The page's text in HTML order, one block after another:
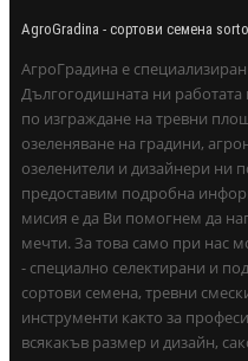
AgroGradina - сортови семена
АгроГрадина е
Дългогодишната ни
по изграждане на тревни
озеленяване на градини,
озеленители и дизайнери ни
предоставим подробна
мисия е да Ви помогнем да
мечти. За това само при нас
- специално селектирани и
сортови семена, тревни
инструменти както за
всякакъв размер и дизайн,